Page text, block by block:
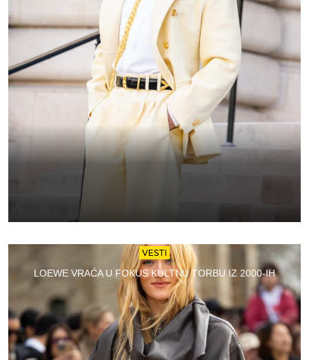
VESTI
LOEWE VRAĆA U FOKUS KULTNU TORBU IZ 2000-IH